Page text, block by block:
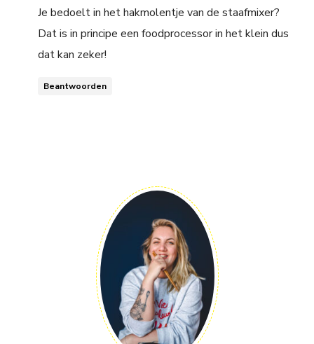
Je bedoelt in het hakmolentje van de staafmixer?
Dat is in principe een foodprocessor in het klein dus
dat kan zeker!
Beantwoorden